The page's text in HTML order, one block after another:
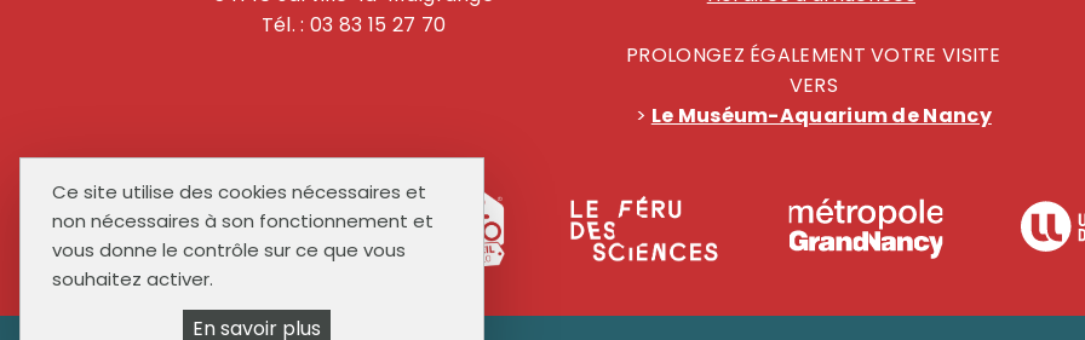
Ce site utilise des cookies nécessaires et
non nécessaires à son fonctionnement et
vous donne le contrôle sur ce que vous
souhaitez activer.
En savoir plus
Tél. : 03 83 15 27 70
PROLONGEZ ÉGALEMENT VOTRE VISITE
VERS
> Le Muséum-Aquarium de Nancy